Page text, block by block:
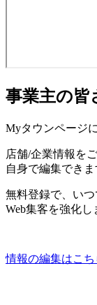
事業主の皆
Myタウンページ
店舗/企業情報を
自身で編集できま
無料登録で、い
Web集客を強化し
情報の編集はこち